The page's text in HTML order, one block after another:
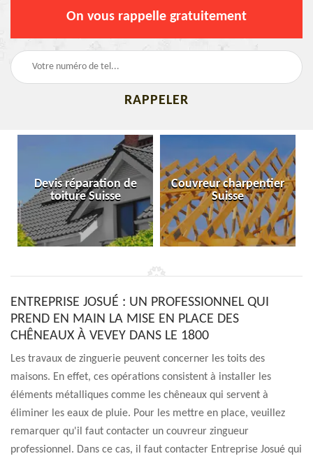
On vous rappelle gratuitement
Devis réparation de
toiture Suisse
Couvreur charpentier
Suisse
ENTREPRISE JOSUÉ : UN PROFESSIONNEL QUI
PREND EN MAIN LA MISE EN PLACE DES
CHÊNEAUX À VEVEY DANS LE 1800
Les travaux de zinguerie peuvent concerner les toits des
maisons. En effet, ces opérations consistent à installer les
éléments métalliques comme les chêneaux qui servent à
éliminer les eaux de pluie. Pour les mettre en place, veuillez
remarquer qu'il faut contacter un couvreur zingueur
professionnel. Dans ce cas, il faut contacter Entreprise Josué qui